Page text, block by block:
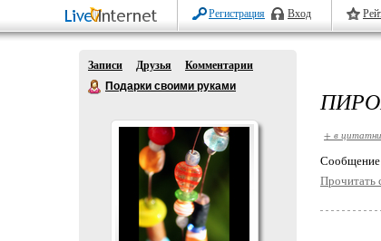
Регистрация Вход
Записи Друзья
Комментарии
Подарки своими руками
+ в
Cообщение
Прочитать